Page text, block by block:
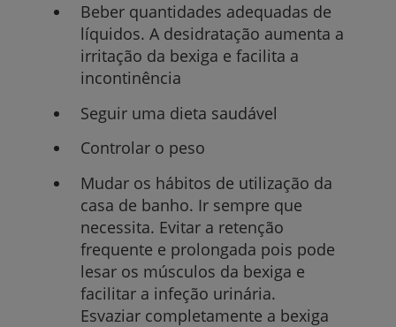
Beber quantidades adequadas de
líquidos. A desidratação aumenta a
irritação da bexiga e facilita a
incontinência
Seguir uma dieta saudável
Controlar o peso
Mudar os hábitos de utilização da
casa de banho. Ir sempre que
necessita. Evitar a retenção
frequente e prolongada pois pode
lesar os músculos da bexiga e
facilitar a infeção urinária.
Esvaziar completamente a bexiga